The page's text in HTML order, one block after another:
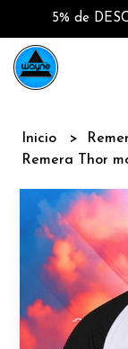
5% de
Inicio
Remera Thor